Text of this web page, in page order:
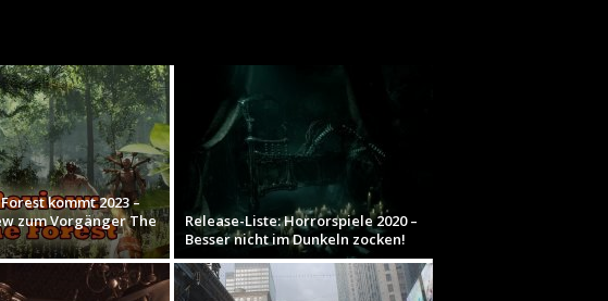
kommt 2023 –
zum Vorgänger The
Release-Liste: Horrorspiele 2020 –
Besser nicht im Dunkeln zocken!